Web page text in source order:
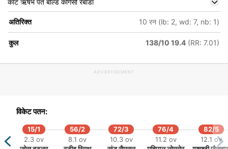
शिमरन हेटमायर
कॉट ऋषभ पंत बोल्ड कगिसो रबाडा
अतिरिक्त 10 रन (lb: 2, wd: 7, nb: 1)
कुल 138/10 19.4 (RR: 7.01)
ADVERTISEMENT
विकेट पतन:
15/1
2.3 ov
56/2
8.1 ov
72/3
10.3 ov
76/4
11.2 ov
82/5
12.1 ov